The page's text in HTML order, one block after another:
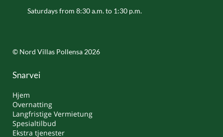
Saturdays from 8:30 a.m. to 1:30 p.m.
© Nord Villas Pollensa 2026
Snarvei
Hjem
Overnatting
Langfristige Vermietung
Spesialtilbud
Ekstra tjenester